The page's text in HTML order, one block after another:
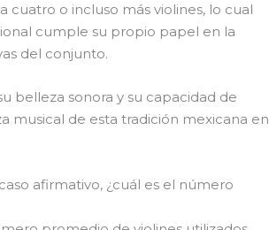
o incluso más violines, lo cual
cumple su propio papel en la
del conjunto.
belleza sonora y su capacidad de
musical de esta tradición mexicana en
afirmativo, ¿cuál es el número